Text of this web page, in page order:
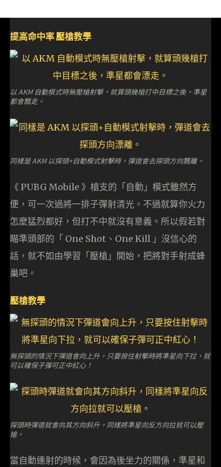
提高命中率 壓槍教學
以 AKM 自動模式時無壓槍射擊，就算頭幾槍打中目標之後，準星
都會飄走。
同樣是 AKM 以探頭+自動模式射擊時，彈道會去探頭方向飄離。
《 PUBG Mobile 》槍支的「自動」模式雖然方
便，可一次過將一排子彈射清光。不過就算你火力
怎麼猛烈都好，但打不中就沒有意義。所以假若對
瞄準頭部的「 One Shot、One Kill 」沒信心的
話，就不如由學習「壓槍」開始，把將對手射成蜂
巢吧。
壓槍教學
無探頭的情況下彈道會向上升，只要按住射擊時將準星向下拉，就
可以確保子彈可正中紅心！
探頭時彈道就會向其方向斜升，同樣將準星向反方向拉就可以壓
槍。
當自動連射的時候，會因為後坐力的關係，準星和